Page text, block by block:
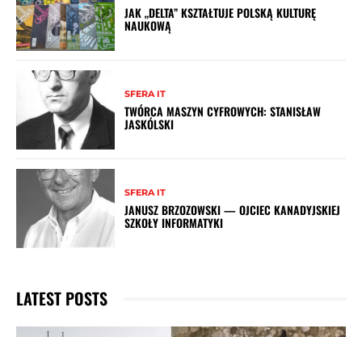
JAK „DELTA” KSZTAŁTUJE POLSKĄ KULTURĘ
NAUKOWĄ
SFERA IT
TWÓRCA MASZYN CYFROWYCH: STANISŁAW
JASKÓLSKI
SFERA IT
JANUSZ BRZOZOWSKI — OJCIEC KANADYJSKIEJ
SZKOŁY INFORMATYKI
LATEST POSTS